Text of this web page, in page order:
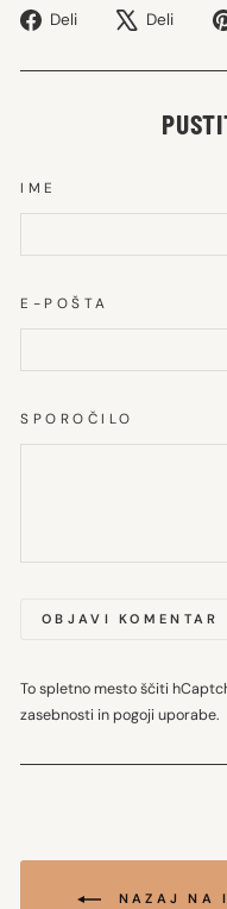
Deli
Deli
Deli
IME
E-POŠTA
SPOROČILO
OBJAVI KOMENTAR
To spletno mesto ščiti
zasebnostiinpogoji uporabe.
NAZAJ NA